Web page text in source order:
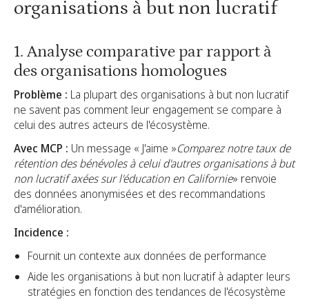
organisations à but non lucratif
1. Analyse comparative par rapport à
des organisations homologues
Problème : La plupart des organisations à but non lucratif
ne savent pas comment leur engagement se compare à
celui des autres acteurs de l'écosystème.
Avec MCP : Un message « J'aime »Comparez notre taux de
rétention des bénévoles à celui d'autres organisations à but
non lucratif axées sur l'éducation en Californie» renvoie
des données anonymisées et des recommandations
d'amélioration.
Incidence :
Fournit un contexte aux données de performance
Aide les organisations à but non lucratif à adapter leurs
stratégies en fonction des tendances de l'écosystème